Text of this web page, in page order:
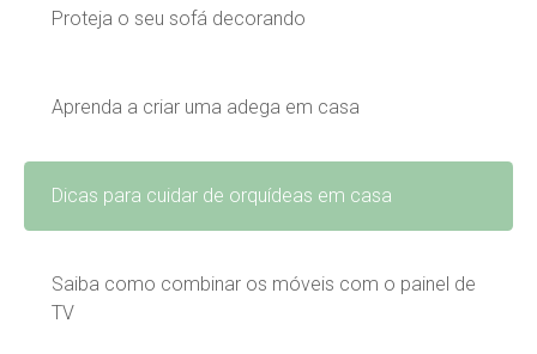
Proteja o seu sofá decorando
Aprenda a criar uma adega em casa
Dicas para cuidar de orquídeas em casa
Saiba como combinar os móveis com o painel de
TV